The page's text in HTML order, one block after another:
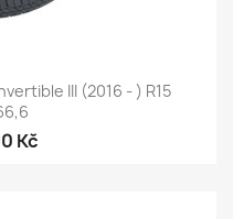
III (2016 - ) R15
Kč